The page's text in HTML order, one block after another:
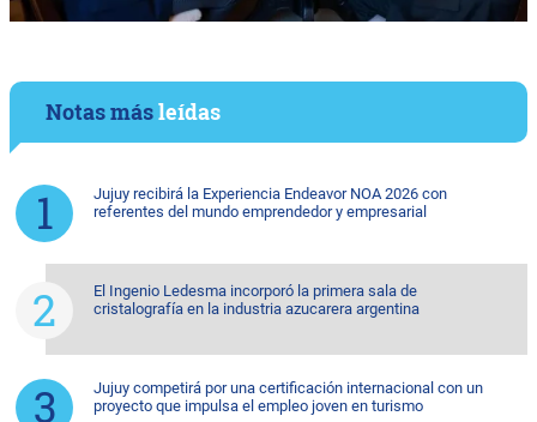
Notas másleídas
Jujuy recibirá la Experiencia Endeavor NOA 2026 con
referentes del mundo emprendedor y empresarial
El Ingenio Ledesma incorporó la primera sala de
cristalografía en la industria azucarera argentina
Jujuy competirá por una certificación internacional con un
proyecto que impulsa el empleo joven en turismo